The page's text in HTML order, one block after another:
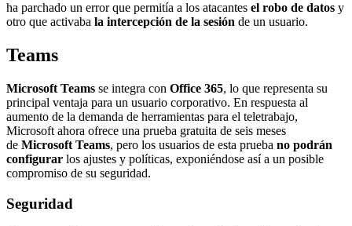
ha parchado un error que permitía a los atacantes el robo de datos y
otro que activaba la intercepción de la sesión de un usuario.
Teams
Microsoft Teams se integra con Office 365, lo que representa su
principal ventaja para un usuario corporativo. En respuesta al
aumento de la demanda de herramientas para el teletrabajo,
Microsoft ahora ofrece una prueba gratuita de seis meses
de Microsoft Teams, pero los usuarios de esta prueba no podrán
configurar los ajustes y políticas, exponiéndose así a un posible
compromiso de su seguridad.
Seguridad